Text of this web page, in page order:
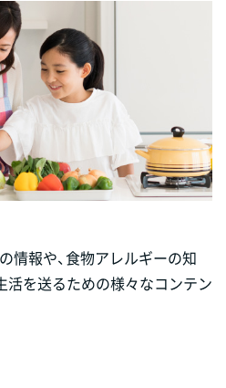
情報や、食物アレルギーの知
活を送るための様々なコンテン